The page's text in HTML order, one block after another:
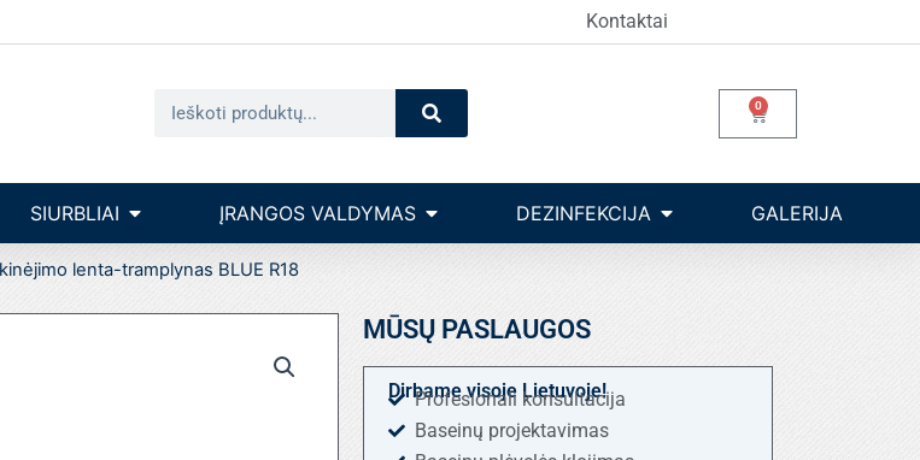
Kontaktai
Search 0
Cart
SIURBLIAI Open siurbliaiĮRANGOS VALDYMAS Open Įrangos valdymas
DEZINFEKCIJA Open dezinfekcija
GALERIJA
lenta-tramplynas BLUE R18
MŪSŲ PASLAUGOS
Dirbame visoje Lietuvoje!
Profesionali konsultacija
Baseinų projektavimas